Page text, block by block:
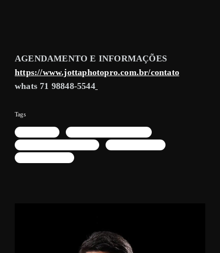
AGENDAMENTO E INFORMAÇÕES
https://www.jottaphotopro.com.br/contato
whats 71 98848-5544
Tags